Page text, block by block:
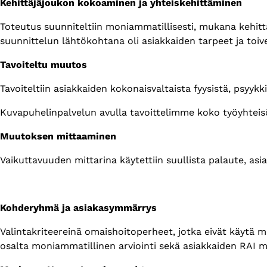
Kehittäjäjoukon kokoaminen ja yhteiskehittäminen
Toteutus suunniteltiin moniammatillisesti, mukana
suunnittelun lähtökohtana oli asiakkaiden tarpeet ja
Tavoiteltu muutos
Tavoiteltiin asiakkaiden kokonaisvaltaista fyysistä,
Kuvapuhelinpalvelun avulla tavoittelimme koko
Muutoksen mittaaminen
Vaikuttavuuden mittarina käytettiin suullista palaute,
Kohderyhmä ja asiakasymmärrys
Valintakriteereinä omaishoitoperheet, jotka eivät käytä
osalta moniammatillinen arviointi sekä asiakkaiden RAI